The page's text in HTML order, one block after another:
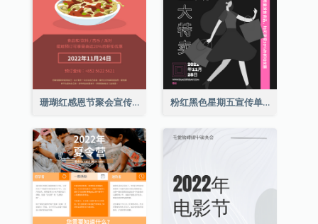
珊瑚红感恩节聚会宣传单张 粉红黑色星期五宣传单张